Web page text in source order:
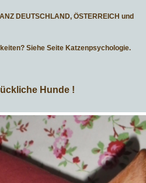
DEUTSCHLAND, ÖSTERREICH und
Siehe Seite Katzenpsychologie.
Hunde !